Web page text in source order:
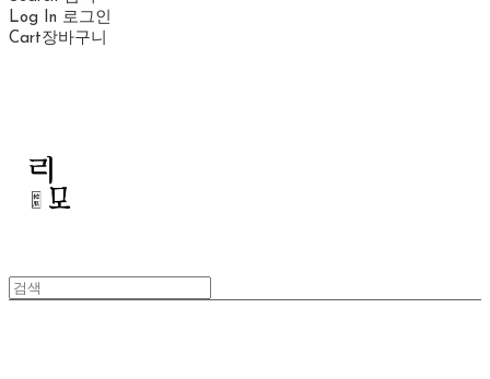
Log In 로그인
Cart장바구니